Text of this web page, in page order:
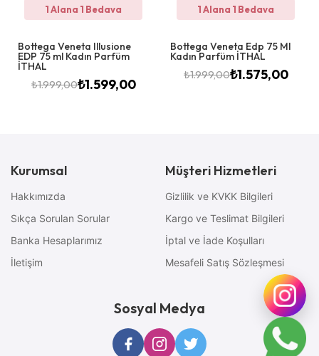
1 Alana 1 Bedava
Bottega Veneta Illusione
EDP 75 ml Kadın Parfüm
İTHAL
₺1.999,00₺1.599,00
1 Alana 1 Bedava
Bottega Veneta Edp 75 Ml
Kadın Parfüm İTHAL
₺1.999,00₺1.575,00
Kurumsal
Hakkımızda
Sıkça Sorulan Sorular
Banka Hesaplarımız
İletişim
Müşteri Hizmetleri
Gizlilik ve KVKK Bilgileri
Kargo ve Teslimat Bilgileri
İptal ve İade Koşulları
Mesafeli Satış Sözleşmesi
Sosyal Medya